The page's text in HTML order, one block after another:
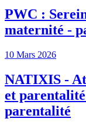
PWC :
maternité -
10 Mars 2026
NATIXIS -
et
parentalité